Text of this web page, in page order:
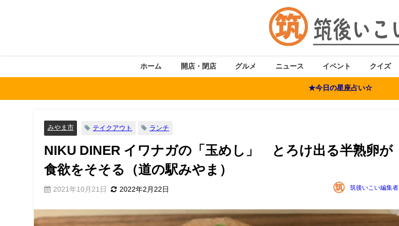
ホーム 開店・閉店 グルメ ニュース イベント クイズ
★今日の星座占い☆
みやま市 テイクアウト ランチ
NIKU DINER イワナガの「玉めし」 とろけ出る半熟卵が
食欲をそそる（道の駅みやま）
2021年10月21日 2022年2月22日 筑後いこい編集者